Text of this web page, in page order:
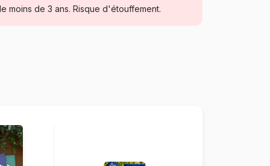
Puzzles - Disney
moins de 3 ans. Risque d'étouffement.